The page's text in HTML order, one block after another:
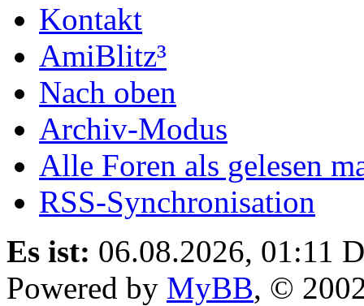
Kontakt
AmiBlitz³
Nach oben
Archiv-Modus
Alle Foren als gelesen
RSS-Synchronisation
Es ist: 06.08.2026, 01:11
Powered by MyBB, ©